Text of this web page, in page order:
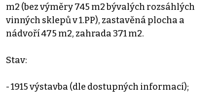
m2 (bez výměry 745 m2 bývalých rozsáhlých
vinných sklepů v 1.PP), zastavěná plocha a
nádvoří 475 m2, zahrada 371 m2.
Stav:
- 1915 výstavba (dle dostupných informací);